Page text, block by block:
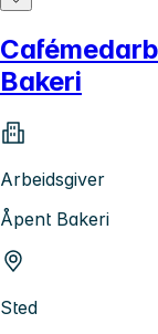
Bakeri
Arbeidsgiver
Åpent Bakeri
Sted